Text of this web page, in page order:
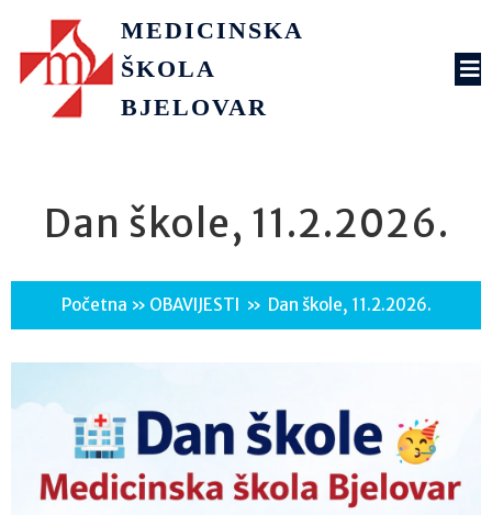
MEDICINSKA
ŠKOLA
BJELOVAR
Dan škole, 11.2.2026.
Početna » OBAVIJESTI » Dan škole, 11.2.2026.